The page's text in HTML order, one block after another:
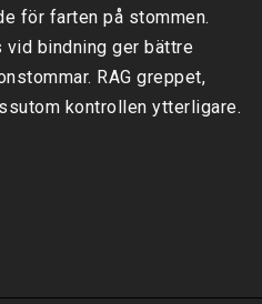
för farten på stommen.
vid bindning ger bättre
RAG greppet,
kontrollen ytterligare.